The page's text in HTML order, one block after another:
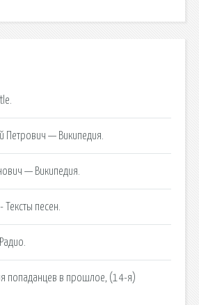
Петрович — Википедия.
— Википедия.
песен.
попаданцев в прошлое, (14-я)